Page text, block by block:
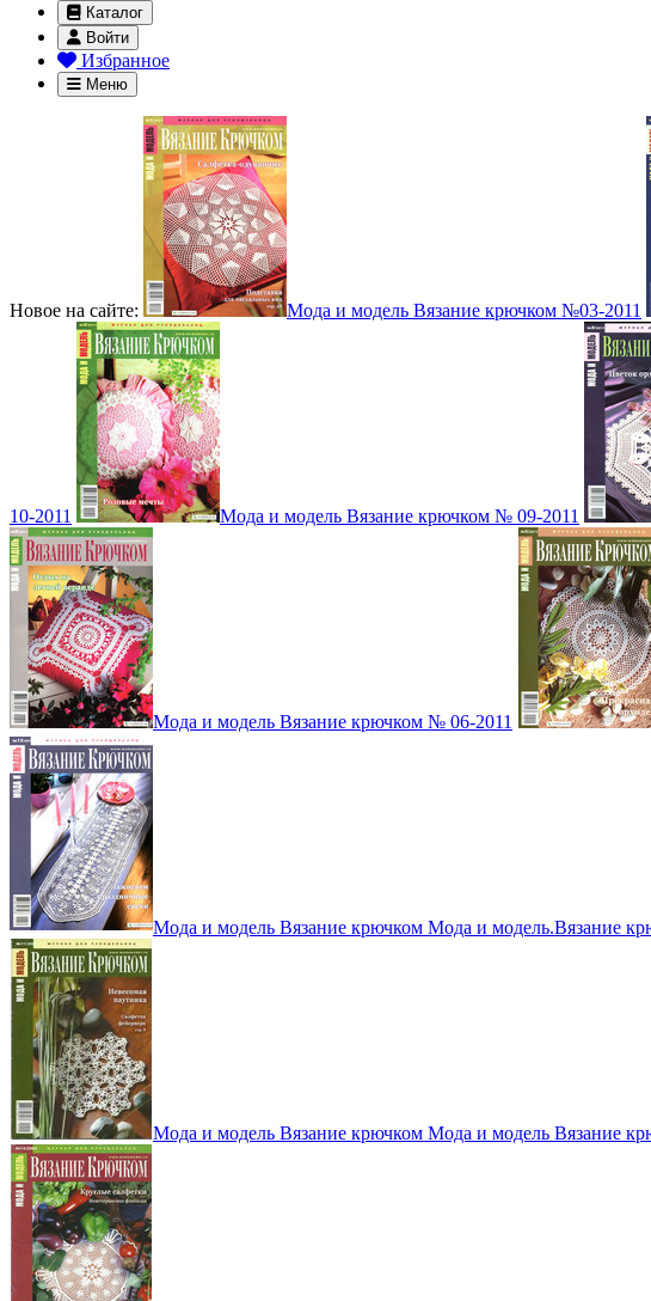
Каталог
Войти
Избранное
Меню
Новое на сайте: Мода и модель Вязание крючком №03-2011
10-2011 Мода и модель Вязание крючком № 09-2011
Мода и модель Вязание крючком № 06-2011
Мода и модель Вязание крючком Мода и модель.Вязание
Мода и модель Вязание крючком Мода и модель Вязание